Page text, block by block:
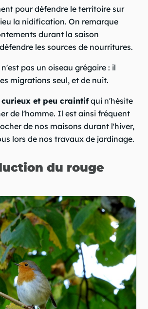
pour défendre le territoire sur
la nidification. On remarque
durant la saison
les sources de nourritures.
pas un oiseau grégaire : il
migrations seul, et de nuit.
curieux et peu craintifqui n'hésite
de l'homme. Il est ainsi fréquent
de nos maisons durant l'hiver,
lors de nos travaux de jardinage.
du rouge